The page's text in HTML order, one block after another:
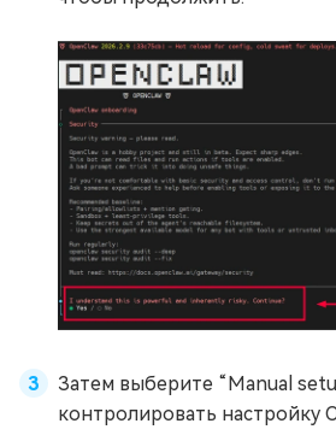
Затем выберите “Manual
контролировать настройку